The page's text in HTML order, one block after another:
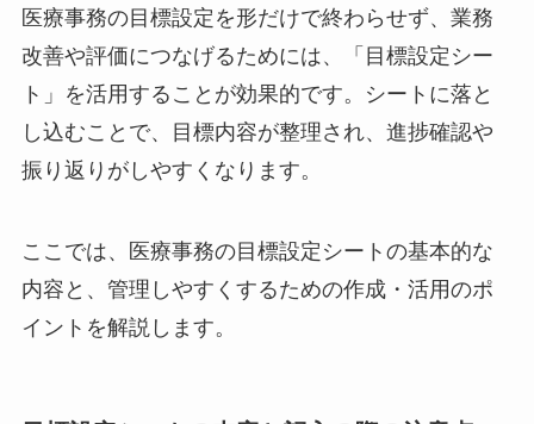
医療事務の目標設定を形だけで終わらせず、業務
改善や評価につなげるためには、「目標設定シー
ト」を活用することが効果的です。シートに落と
し込むことで、目標内容が整理され、進捗確認や
振り返りがしやすくなります。
ここでは、医療事務の目標設定シートの基本的な
内容と、管理しやすくするための作成・活用のポ
イントを解説します。